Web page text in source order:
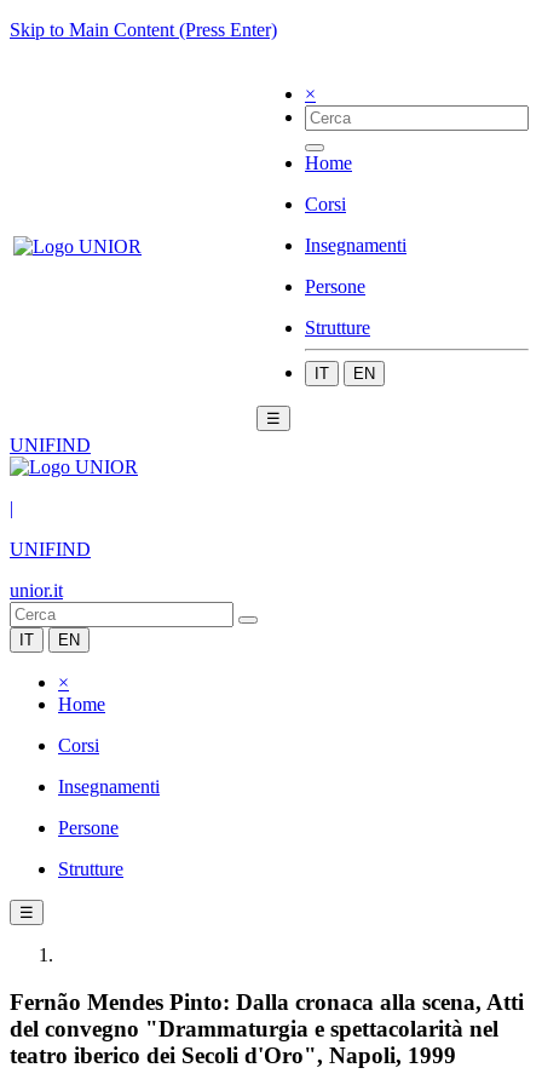
Skip to Main Content (Press Enter)
×
Home
Corsi
Insegnamenti
Persone
Strutture
IT EN
☰
UNIFIND
|
UNIFIND
unior.it
IT EN
×
Home
Corsi
Insegnamenti
Persone
Strutture
☰
Fernão Mendes Pinto: Dalla cronaca alla scena, Atti
del convegno "Drammaturgia e spettacolarità nel
teatro iberico dei Secoli d'Oro", Napoli, 1999